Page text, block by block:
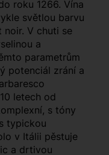
roku 1266. Vína
světlou barvu
noir. V chuti se
a
parametrům
potenciál zrání a
letech od
s tóny
typickou
v Itálii pěstuje
a drtivou